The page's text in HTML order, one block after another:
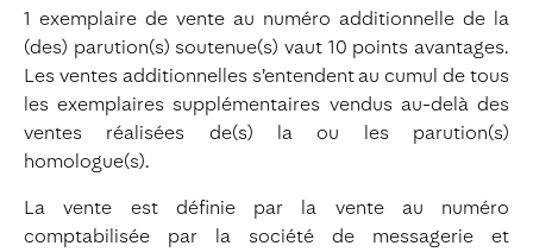
1 exemplaire de vente au numéro additionnelle de la
(des) parution(s) soutenue(s) vaut 10 points avantages.
Les ventes additionnelles s’entendent au cumul de tous
les exemplaires supplémentaires vendus au-delà des
ventes réalisées de(s) la ou les parution(s)
homologue(s).
La vente est définie par la vente au numéro
comptabilisée par la société de messagerie et